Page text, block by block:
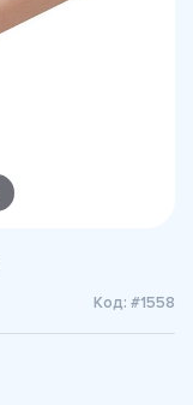
Код: #1558